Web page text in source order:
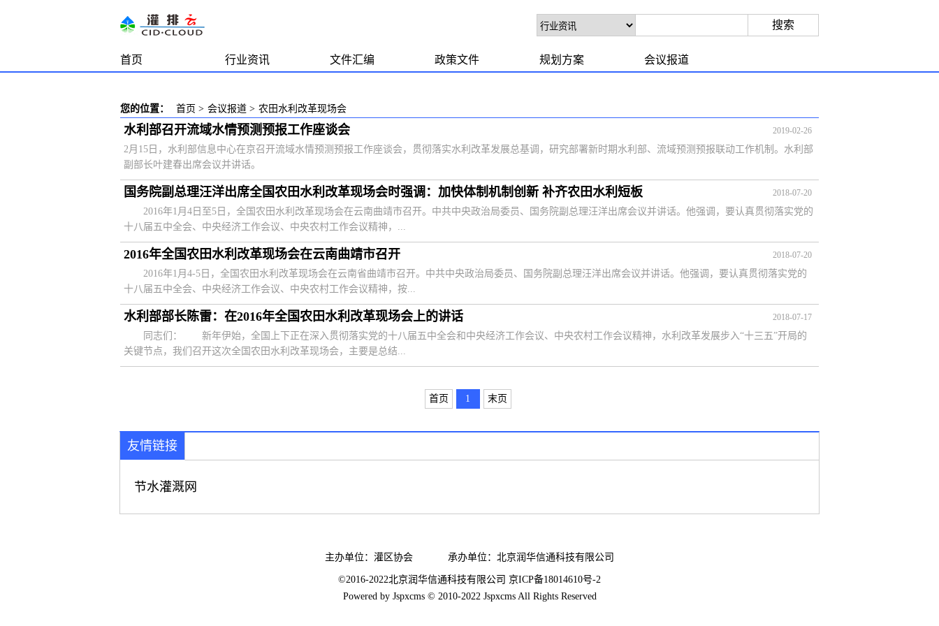
首页 行业资讯 文件汇编 政策文件 规划方案 会议报道
您的位置： 首页 > 会议报道 > 农田水利改革现场会
水利部召开流域水情预测预报工作座谈会
2月15日，水利部信息中心在京召开流域水情预测预报工作座谈会，贯彻落实水利改革发展总基调，研究部署新时期水利部、流域预测预报联动工作机制。水利部
副部长叶建春出席会议并讲话。
2019-02-26
国务院副总理汪洋出席全国农田水利改革现场会时强调：加快体制机制创新 补齐农田水利短板
2016年1月4日至5日，全国农田水利改革现场会在云南曲靖市召开。中共中央政治局委员、国务院副总理汪洋出席会议并讲话。他强调，要认真贯彻落实党的
十八届五中全会、中央经济工作会议、中央农村工作会议精神，...
2018-07-20
2016年全国农田水利改革现场会在云南曲靖市召开
2016年1月4-5日，全国农田水利改革现场会在云南省曲靖市召开。中共中央政治局委员、国务院副总理汪洋出席会议并讲话。他强调，要认真贯彻落实党的
十八届五中全会、中央经济工作会议、中央农村工作会议精神，按...
2018-07-20
水利部部长陈雷：在2016年全国农田水利改革现场会上的讲话
同志们： 新年伊始，全国上下正在深入贯彻落实党的十八届五中全会和中央经济工作会议、中央农村工作会议精神，水利改革发展步入“十三五”开局的
关键节点，我们召开这次全国农田水利改革现场会，主要是总结...
2018-07-17
首页 1 末页
友情链接
节水灌溉网
主办单位： 灌区协会 承办单位： 北京润华信通科技有限公司
©2016-2022北京润华信通科技有限公司 京ICP备18014610号-2
Powered by Jspxcms© 2010-2022 Jspxcms All Rights Reserved